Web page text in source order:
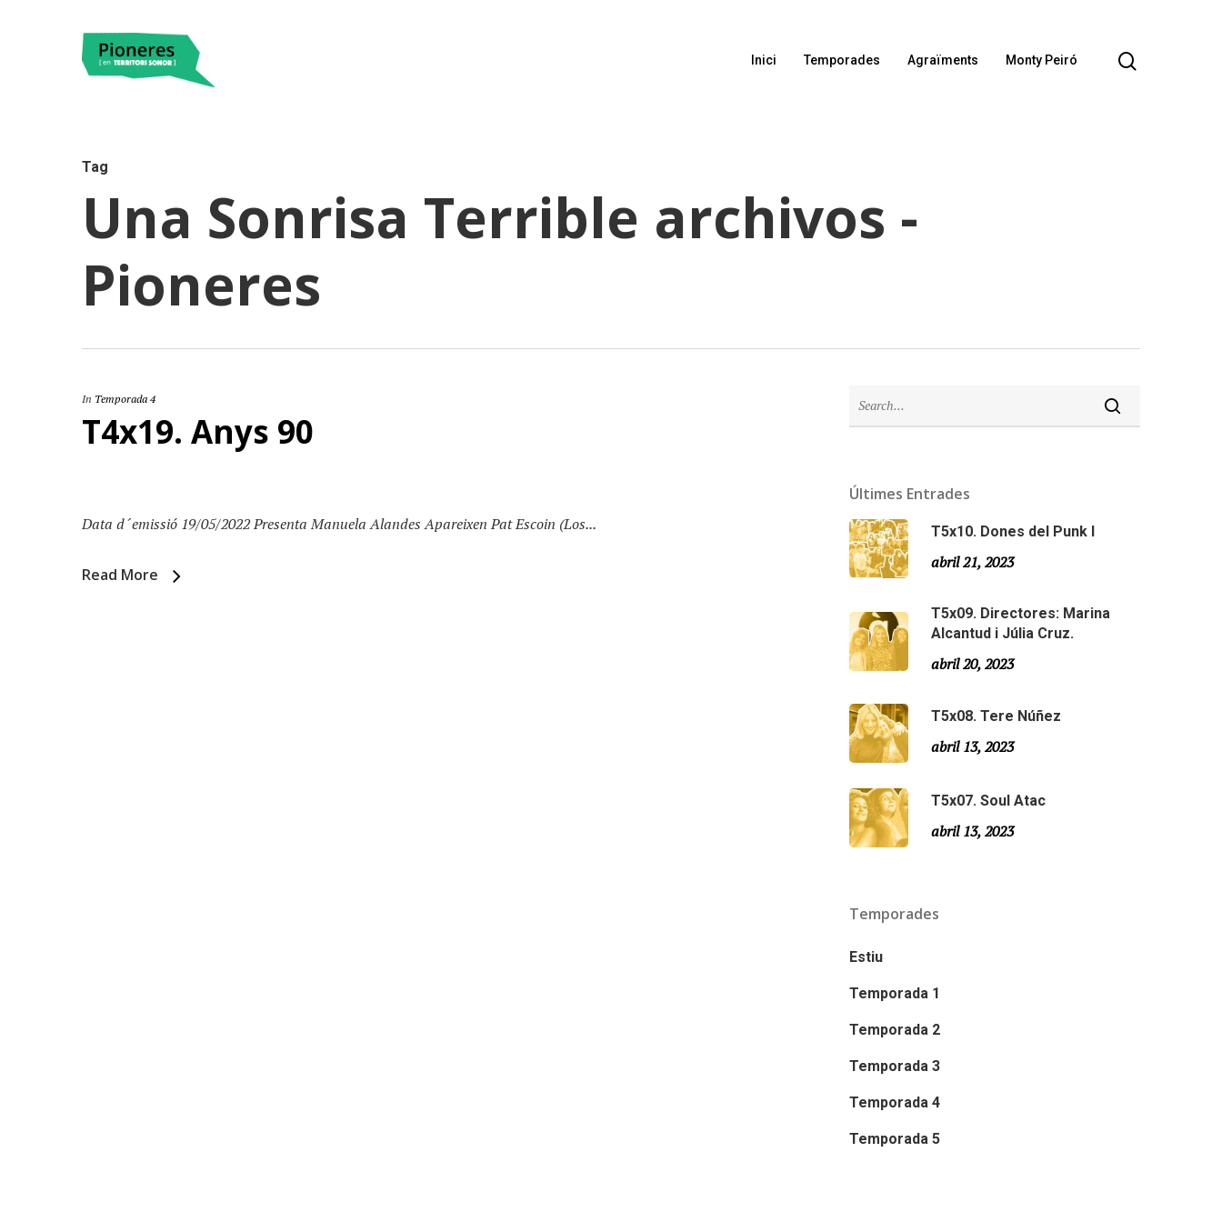
Hit enter to search or ESC to close
Inici Temporades Agraïments Monty Peiró
Tag
Una Sonrisa Terrible archivos -
Pioneres
In Temporada 4
T4x19. Anys 90
Data d´emissió 19/05/2022 Presenta Manuela Alandes Apareixen Pat Escoin (Los...
Read More
Últimes Entrades
T5x10. Dones del Punk I
abril 21, 2023
T5x09. Directores: Marina
Alcantud i Júlia Cruz.
abril 20, 2023
T5x08. Tere Núñez
abril 13, 2023
T5x07. Soul Atac
abril 13, 2023
Temporades
Estiu
Temporada 1
Temporada 2
Temporada 3
Temporada 4
Temporada 5